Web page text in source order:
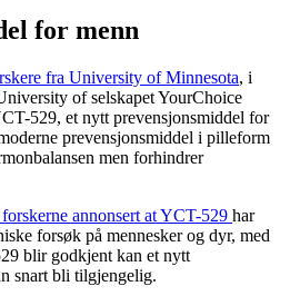
for menn
fra University of Minnesota, i
of selskapet YourChoice
529, et nytt prevensjonsmiddel for
prevensjonsmiddel i pilleform
men forhindrer
forskerne annonsert at YCT-529 har
forsøk på mennesker og dyr, med
blir godkjent kan et nytt
snart bli tilgjengelig.